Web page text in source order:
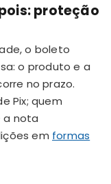
proteção
o boleto
o produto e a
no prazo.
Pix; quem
a nota
em formas